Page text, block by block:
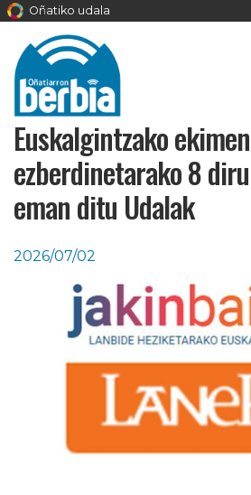
Oñatiko udala
Euskalgintzako ekimen
ezberdinetarako 8
eman ditu Udalak
2026/07/02